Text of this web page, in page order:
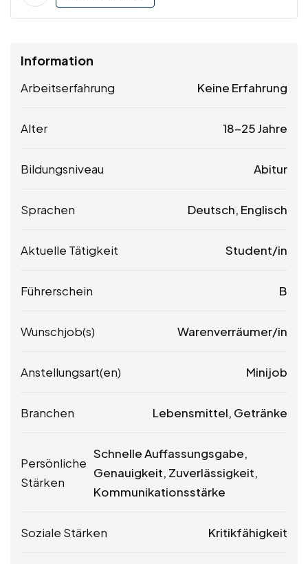
Information
Arbeitserfahrung Keine Erfahrung
Alter 18-25 Jahre
Bildungsniveau Abitur
Sprachen Deutsch, Englisch
Aktuelle Tätigkeit Student/in
Führerschein B
Wunschjob(s) Warenverräumer/in
Anstellungsart(en) Minijob
Branchen Lebensmittel, Getränke
Persönliche
Stärken
Schnelle Auffassungsgabe,
Genauigkeit, Zuverlässigkeit,
Kommunikationsstärke
Soziale Stärken Kritikfähigkeit